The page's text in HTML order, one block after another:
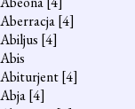
Aberracja[4]
Abiljus [4]
Abis
Abiturjent[4]
Abja[4]